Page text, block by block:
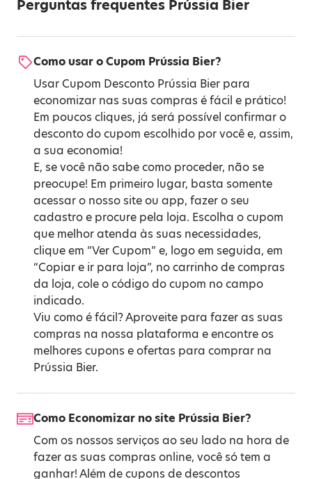
Perguntas frequentes Prússia Bier
Como usar o Cupom Prússia Bier?
Usar Cupom Desconto Prússia Bier para
economizar nas suas compras é fácil e prático!
Em poucos cliques, já será possível confirmar o
desconto do cupom escolhido por você e, assim,
a sua economia!
E, se você não sabe como proceder, não se
preocupe! Em primeiro lugar, basta somente
acessar o nosso site ou app, fazer o seu
cadastro e procure pela loja. Escolha o cupom
que melhor atenda às suas necessidades,
clique em “Ver Cupom” e, logo em seguida, em
“Copiar e ir para loja”, no carrinho de compras
da loja, cole o código do cupom no campo
indicado.
Viu como é fácil? Aproveite para fazer as suas
compras na nossa plataforma e encontre os
melhores cupons e ofertas para comprar na
Prússia Bier.
Como Economizar no site Prússia Bier?
Com os nossos serviços ao seu lado na hora de
fazer as suas compras online, você só tem a
ganhar! Além de cupons de descontos